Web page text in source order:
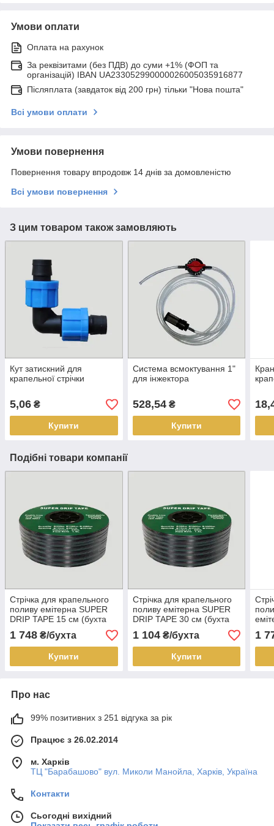
Умови оплати
Оплата на рахунок
За реквізитами (без ПДВ) до суми +1% (ФОП та
організацій) IBAN UA233052990000026005035916877
Післяплата (завдаток від 200 грн) тільки "Нова пошта"
Всі умови оплати
Умови повернення
Повернення товару впродовж 14 днів за домовленістю
Всі умови повернення
З цим товаром також замовляють
Кут затискний для
крапельної стрічки
5,06 ₴
Купити
Система всмоктування 1"
для інжектора
528,54₴
Купити
Подібні товари компанії
Стрічка для крапельного
поливу емітерна SUPER
DRIP TAPE 15 см (бухта
1 748 ₴/бухта
Купити
Стрічка для крапельного
поливу емітерна SUPER
DRIP TAPE 30 см (бухта
1 104₴/бухта
Купити
1
Про нас
99% позитивних з 251 відгука за рік
Працює з 26.02.2014
м. Харків
ТЦ "Барабашово" вул. Миколи Манойла, Харків, Україна
Контакти
Сьогодні вихідний